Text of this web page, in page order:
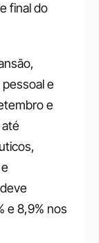
final do
e
e
até
e 8,9% nos